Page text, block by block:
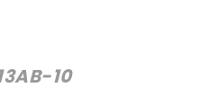
10